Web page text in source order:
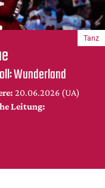
Wunderland
20.06.2026 (UA)
Leitung:
Tanz